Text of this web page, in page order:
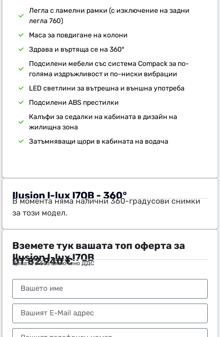
Легла с ламелни рамки (с изключение на задни
легла 760)
Маса за повдигане на колони
Здрава и въртяща се на 360º
Подсилени мебели със система Compack за по-
голяма издръжливост и по-ниски вибрации
LED светлини за вътрешна и външна употреба
Подсилени ABS престилки
Калъфи за седалки на кабината в дизайн на
жилищна зона
Затъмняващи щори в кабината на водача
Ilusion I-lux I7QB - 360°
В момента няма налични 360-градусови снимки
за този модел.
Вземете тук вашата топ оферта за
Ilusion I-lux I7QB
ОТ82.940€
Цената е без включено ДДС
Тел.:+359 89 552 4009